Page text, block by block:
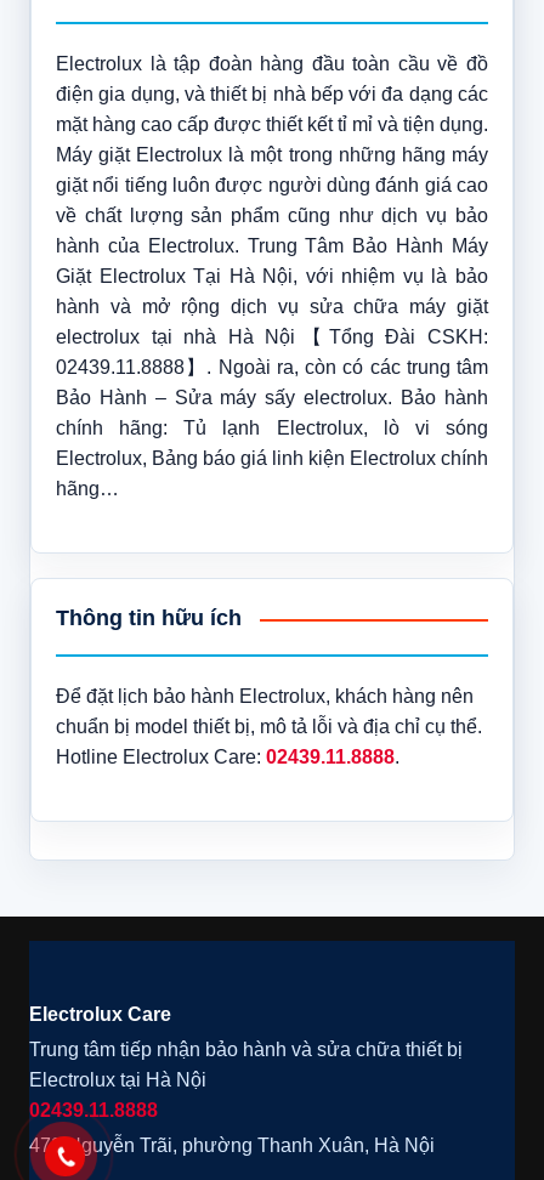
Electrolux là tập đoàn hàng đầu toàn cầu về đồ
điện gia dụng, và thiết bị nhà bếp với đa dạng các
mặt hàng cao cấp được thiết kết tỉ mỉ và tiện dụng.
Máy giặt Electrolux là một trong những hãng máy
giặt nổi tiếng luôn được người dùng đánh giá cao
về chất lượng sản phẩm cũng như dịch vụ bảo
hành của Electrolux. Trung Tâm Bảo Hành Máy
Giặt Electrolux Tại Hà Nội, với nhiệm vụ là bảo
hành và mở rộng dịch vụ sửa chữa máy giặt
electrolux tại nhà Hà Nội【Tổng Đài CSKH:
02439.11.8888】. Ngoài ra, còn có các trung tâm
Bảo Hành – Sửa máy sấy electrolux. Bảo hành
chính hãng: Tủ lạnh Electrolux, lò vi sóng
Electrolux, Bảng báo giá linh kiện Electrolux chính
hãng…
Thông tin hữu ích
Để đặt lịch bảo hành Electrolux, khách hàng nên
chuẩn bị model thiết bị, mô tả lỗi và địa chỉ cụ thể.
Hotline Electrolux Care: 02439.11.8888.
Electrolux Care
Trung tâm tiếp nhận bảo hành và sửa chữa thiết bị
Electrolux tại Hà Nội
02439.11.8888
472 Nguyễn Trãi, phường Thanh Xuân, Hà Nội